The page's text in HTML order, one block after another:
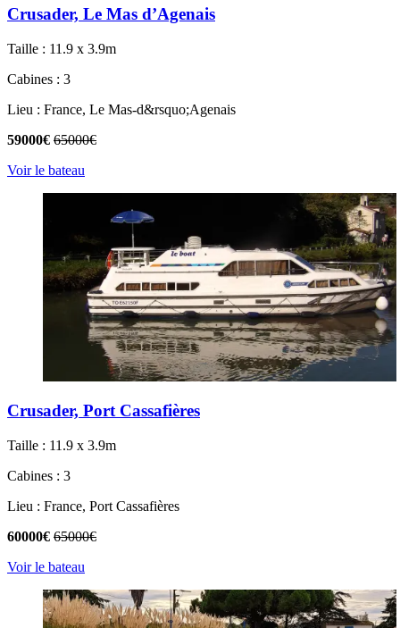
Crusader, Le Mas d’Agenais
Taille : 11.9 x 3.9m
Cabines : 3
Lieu : France, Le Mas-d&rsquo;Agenais
59000€ 65000€
Voir le bateau
Crusader, Port Cassafières
Taille : 11.9 x 3.9m
Cabines : 3
Lieu : France, Port Cassafières
60000€ 65000€
Voir le bateau